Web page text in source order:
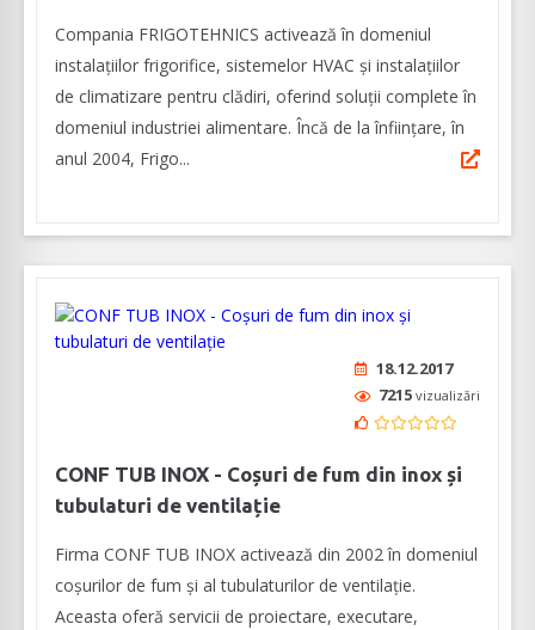
Compania FRIGOTEHNICS activează în domeniul
instalațiilor frigorifice, sistemelor HVAC și instalațiilor
de climatizare pentru clădiri, oferind soluții complete în
domeniul industriei alimentare. Încă de la înființare, în
anul 2004, Frigo...
18.12.2017
7215 vizualizări
CONF TUB INOX - Coșuri de fum din inox și
tubulaturi de ventilație
Firma CONF TUB INOX activează din 2002 în domeniul
coșurilor de fum și al tubulaturilor de ventilație.
Aceasta oferă servicii de proiectare, executare,